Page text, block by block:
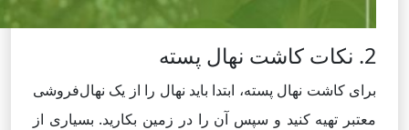
2. نکات کاشت نهال پسته
برای کاشت نهال پسته، ابتدا باید نهال را از یک نهال‌فروشی
معتبر تهیه کنید و سپس آن را در زمین بکارید. بسیاری از